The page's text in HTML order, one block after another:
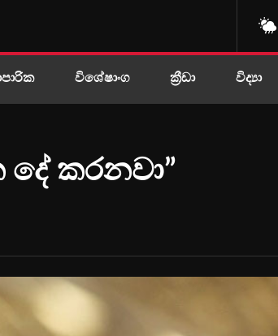
විශේෂාංග ක්‍රීඩා විද්‍යා
කරනවා”